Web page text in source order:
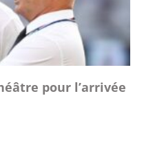
pour l’arrivée